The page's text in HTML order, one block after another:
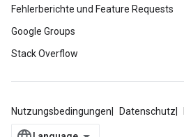
Fehlerberichte und Feature Requests
Google Groups
Stack Overflow
Nutzungsbedingungen Datenschutz